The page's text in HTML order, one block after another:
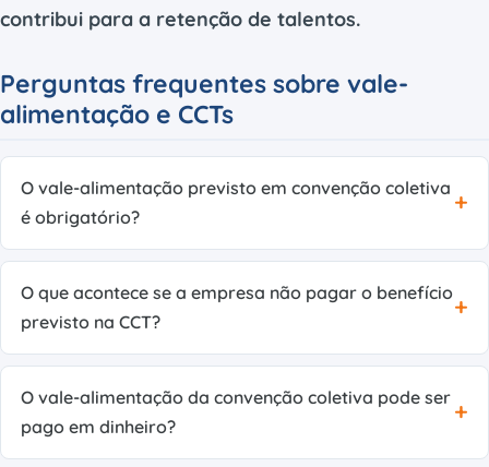
contribui para a retenção de talentos.
Perguntas frequentes sobre vale-
alimentação e CCTs
O vale-alimentação previsto em convenção coletiva
é obrigatório?
O que acontece se a empresa não pagar o benefício
previsto na CCT?
O vale-alimentação da convenção coletiva pode ser
pago em dinheiro?